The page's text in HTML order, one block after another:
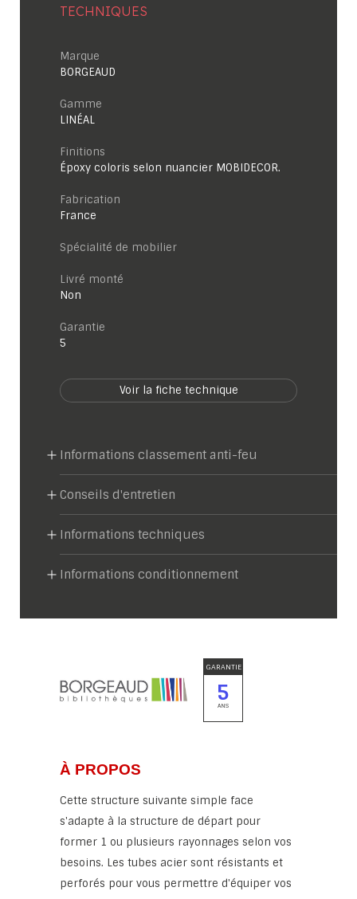
TECHNIQUES
Marque
BORGEAUD
Gamme
LINÉAL
Finitions
Époxy coloris selon nuancier MOBIDECOR.
Fabrication
France
Spécialité de mobilier
Livré monté
Non
garantie
5
Voir la fiche technique
Informations classement anti-feu
Conseils d'entretien
Informations techniques
Informations conditionnement
GARANTIE
5
ANS
À PROPOS
Cette structure suivante simple face
s'adapte à la structure de départ pour
former 1 ou plusieurs rayonnages selon vos
besoins. Les tubes acier sont résistants et
perforés pour vous permettre d'équiper vos